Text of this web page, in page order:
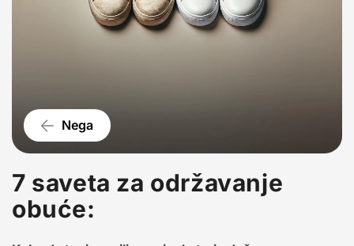
Nega
7 saveta za održavanje
obuće: